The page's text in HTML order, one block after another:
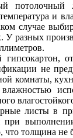
потолочный
и
случае
У разных
гипсокартон,
не
комнаты,
листы в
при
что толщина не